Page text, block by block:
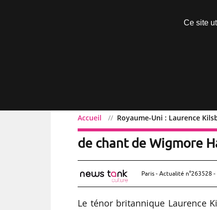
Accueil Royaume-Uni : Laurence
Royaume-Uni :
de chant de Wigmore
Paris - Actualité n°263528 -
Le ténor britannique Laurence
Ce site